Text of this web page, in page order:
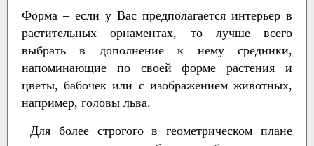
Форма – если у Вас предполагается интерьер в
растительных орнаментах, то лучше всего
выбрать в дополнение к нему средники,
напоминающие по своей форме растения и
цветы, бабочек или с изображением животных,
например, головы льва.
Для более строгого в геометрическом плане